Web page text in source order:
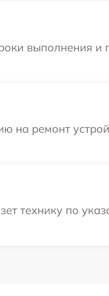
выполнения и
на ремонт
технику по